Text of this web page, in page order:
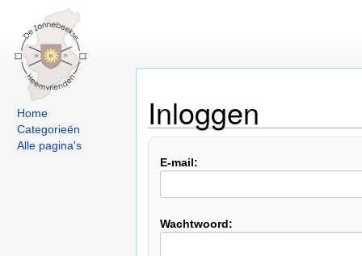
Home
Categorieën
Alle pagina's
Inloggen
E-mail:
Wachtwoord: